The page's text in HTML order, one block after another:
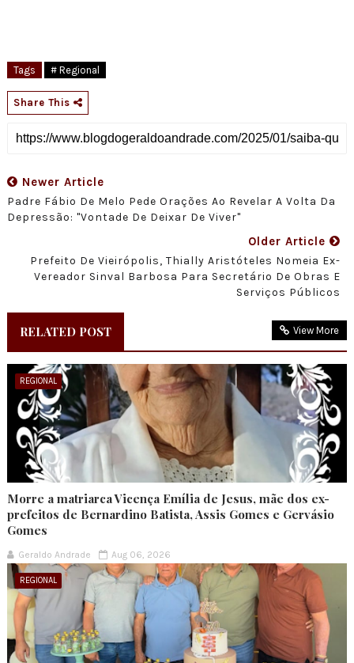
Tags # Regional
Share This
Newer Article
Padre Fábio De Melo Pede Orações Ao Revelar A Volta Da
Depressão: "vontade De Deixar De Viver"
Older Article
Prefeito De Vieirópolis, Thially Aristóteles Nomeia Ex-
Vereador Sinval Barbosa Para Secretário De Obras E
Serviços Públicos
RELATED POST View More
REGIONAL
Morre a matriarca Vicença Emília de Jesus, mãe dos ex-
prefeitos de Bernardino Batista, Assis Gomes e Gervásio
Gomes
Geraldo Andrade Aug 06, 2026
REGIONAL